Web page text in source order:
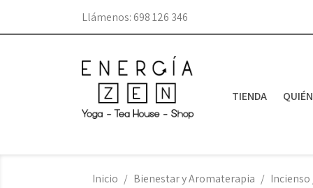
Llámenos: 698 126 346
TIENDA
Inicio Bienestar y Aromaterapia